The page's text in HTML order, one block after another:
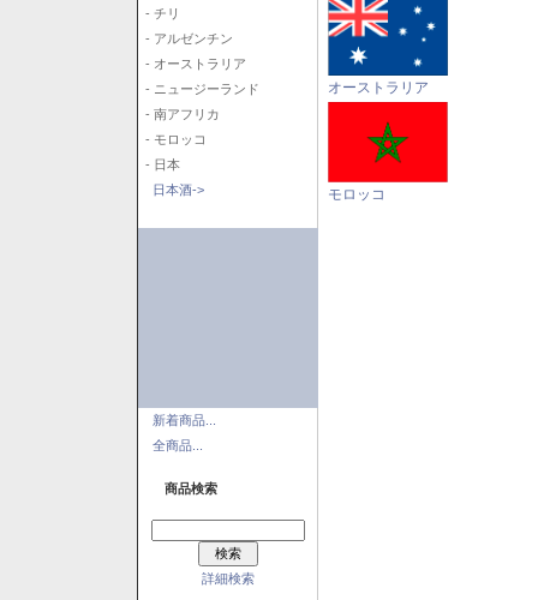
- チリ
- アルゼンチン
- オーストラリア
- ニュージーランド
- 南アフリカ
- モロッコ
- 日本
日本酒->
新着商品...
全商品...
商品検索
詳細検索
オーストラリア
モロッコ